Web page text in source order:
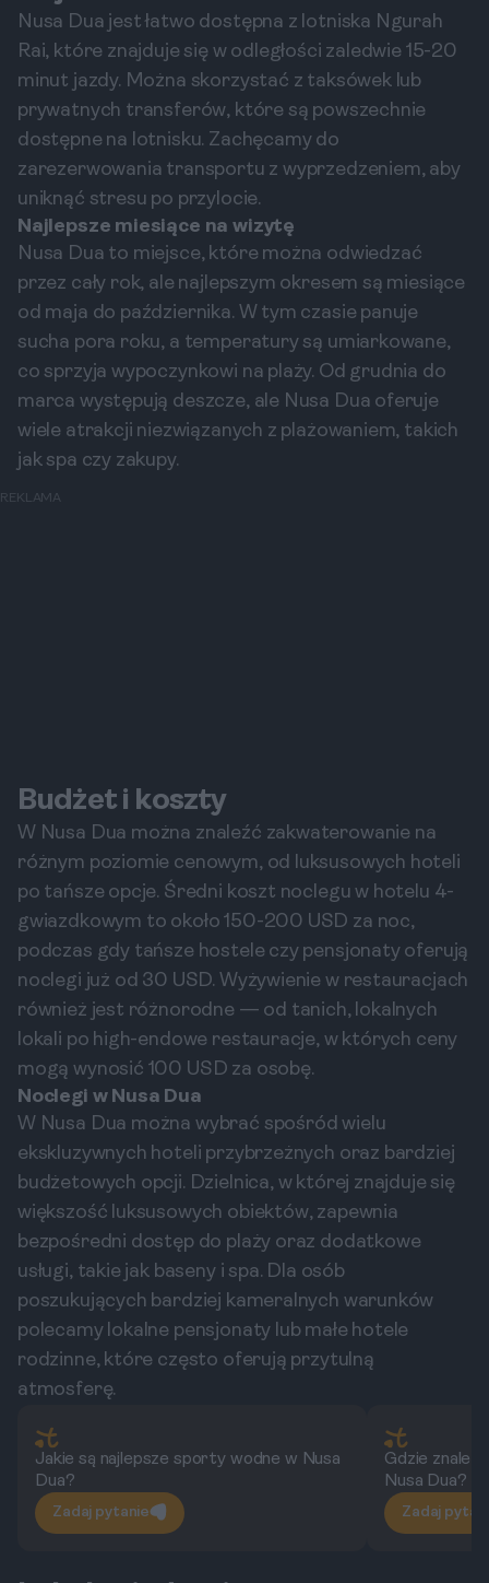
Nusa Dua jest łatwo dostępna z lotniska Ngurah
Rai, które znajduje się w odległości zaledwie 15-20
minut jazdy. Można skorzystać z taksówek lub
prywatnych transferów, które są powszechnie
dostępne na lotnisku. Zachęcamy do
zarezerwowania transportu z wyprzedzeniem, aby
uniknąć stresu po przylocie.
Najlepsze miesiące na wizytę
Nusa Dua to miejsce, które można odwiedzać
przez cały rok, ale najlepszym okresem są miesiące
od maja do października. W tym czasie panuje
sucha pora roku, a temperatury są umiarkowane,
co sprzyja wypoczynkowi na plaży. Od grudnia do
marca występują deszcze, ale Nusa Dua oferuje
wiele atrakcji niezwiązanych z plażowaniem, takich
jak spa czy zakupy.
REKLAMA
Budżet i koszty
W Nusa Dua można znaleźć zakwaterowanie na
różnym poziomie cenowym, od luksusowych hoteli
po tańsze opcje. Średni koszt noclegu w hotelu 4-
gwiazdkowym to około 150-200 USD za noc,
podczas gdy tańsze hostele czy pensjonaty oferują
noclegi już od 30 USD. Wyżywienie w restauracjach
również jest różnorodne — od tanich, lokalnych
lokali po high-endowe restauracje, w których ceny
mogą wynosić 100 USD za osobę.
Noclegi w Nusa Dua
W Nusa Dua można wybrać spośród wielu
ekskluzywnych hoteli przybrzeżnych oraz bardziej
budżetowych opcji. Dzielnica, w której znajduje się
większość luksusowych obiektów, zapewnia
bezpośredni dostęp do plaży oraz dodatkowe
usługi, takie jak baseny i spa. Dla osób
poszukujących bardziej kameralnych warunków
polecamy lokalne pensjonaty lub małe hotele
rodzinne, które często oferują przytulną
atmosferę.
Jakie są najlepsze sporty wodne w Nusa
Dua?
Zadaj pytanie
Gdzie
Nusa Dua?
Zadaj